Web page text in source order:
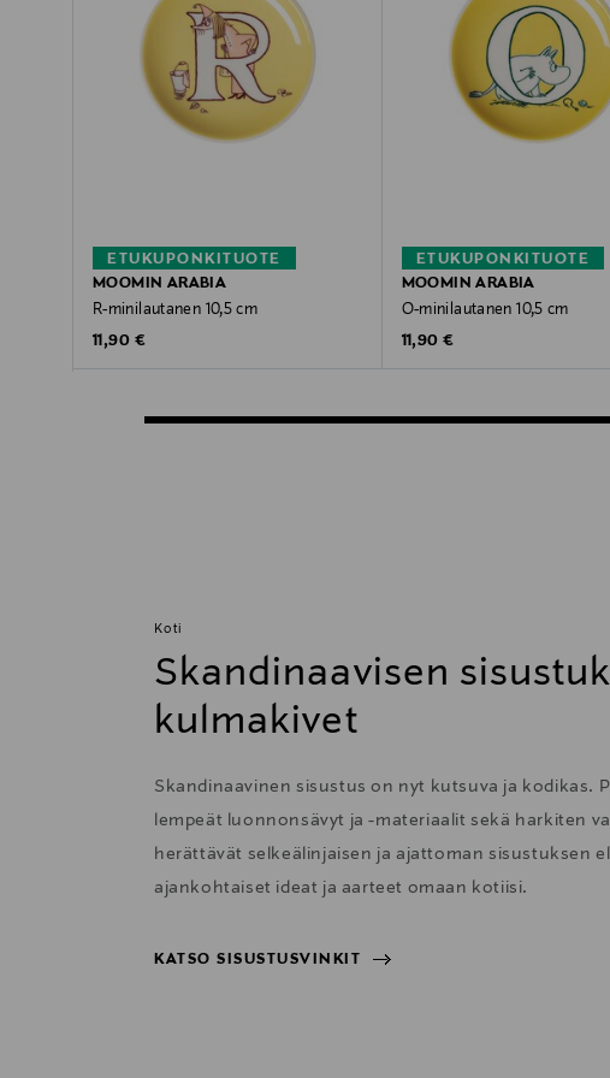
ETUKUPONKITUOTE
MOOMIN ARABIA
R-minilautanen 10,5 cm
Original Price
11,90 €
ETUKUPONKITUOTE
MOOMIN ARABIA
O-minilautanen 10,5 cm
Original Price
11,90 €
Koti
Skandinaavisen
kulmakivet
Skandinaavinen sisustus on nyt kutsuva ja kodikas.
lempeät luonnonsävyt ja -materiaalit sekä harkiten
herättävät selkeälinjaisen ja ajattoman sisustuksen
ajankohtaiset ideat ja aarteet omaan kotiisi.
KATSO SISUSTUSVINKIT